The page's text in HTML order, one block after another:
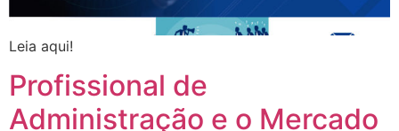
Leia aqui!
Profissional de
Administração e o Mercado